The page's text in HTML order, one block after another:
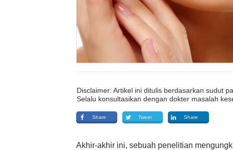
Disclaimer: Artikel ini ditulis berdasarkan sudut
Selalu konsultasikan dengan dokter masalah
Share Tweet Share
Akhir-akhir ini, sebuah penelitian